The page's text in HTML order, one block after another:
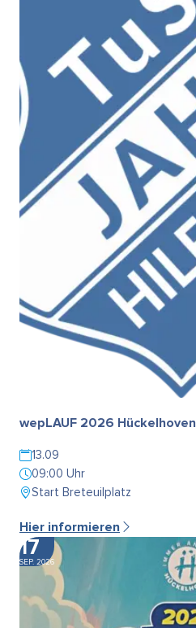
wepLAUF 2026 Hückelhoven
13.09
09:00 Uhr
Start Breteuilplatz
Hier informieren
17
SEP. 2026